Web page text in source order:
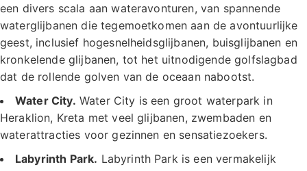
een divers scala aan wateravonturen, van spannende
waterglijbanen die tegemoetkomen aan de avontuurlijke
geest, inclusief hogesnelheidsglijbanen, buisglijbanen en
kronkelende glijbanen, tot het uitnodigende golfslagbad
dat de rollende golven van de oceaan nabootst.
Water City. Water City is een groot waterpark in
Heraklion, Kreta met veel glijbanen, zwembaden en
waterattracties voor gezinnen en sensatiezoekers.
Labyrinth Park. Labyrinth Park is een vermakelijk